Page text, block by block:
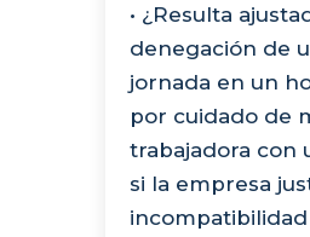
• ¿Resulta
denegación de
jornada en un
por cuidado de
trabajadora con
si la empresa